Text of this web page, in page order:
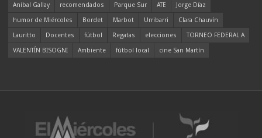
Aníbal Gallay
recomendados Parque Sur ATE
Jorge Díaz
humor de Miércoles
Bordet Marbot Urribarri
Clara Chauvín
Lauritto
Docentes fútbol Regatas elecciones
TORNEO FEDERAL A
VALENTÍN BISOGNI
Ambiente fútbol local cine San Martín